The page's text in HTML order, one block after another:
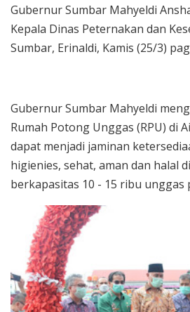
Gubernur Sumbar Mahyeldi
Kepala Dinas Peternakan dan
Sumbar, Erinaldi, Kamis (25/3)
Gubernur Sumbar Mahyeldi
Rumah Potong Unggas (RPU) di
dapat menjadi jaminan
higienies, sehat, aman dan halal
berkapasitas 10 - 15 ribu unggas